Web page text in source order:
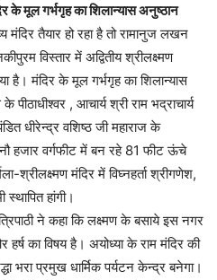
के मूल गर्भगृह का शिलान्यास अनुष्ठान
तैयार हो रहा है तो रामानुज लखन
विस्तार में अद्वितीय श्रीलक्ष्मण
है। मंदिर के मूल गर्भगृह का शिलान्यास
, आचार्य श्री राम भद्राचार्य
धीरेन्द्र वशिष्ठ जी महाराज के
वर्गफीट में बन रहे 81 फीट ऊंचे
श्रीलक्ष्मण मंदिर में विघ्नहर्ता श्रीगणेश,
हांगी।
ने कहा कि लक्ष्मण के बसाये इस नगर
का विषय है। अयोध्या के राम मंदिर की
भरा प्रमुख धार्मिक पर्यटन केन्द्र बनेगा।